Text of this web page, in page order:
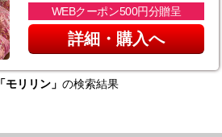
WEBクーポン500円分贈呈
詳細・購入へ
「モリリン」 の検索結果